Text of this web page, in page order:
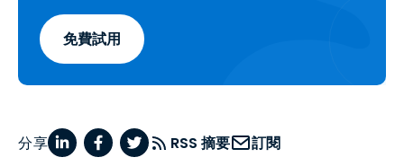
免費試用
分享 RSS 摘要 訂閱